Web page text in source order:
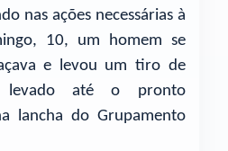
nas ações necessárias à
10, um homem se
e levou um tiro de
levado até o pronto
lancha do Grupamento